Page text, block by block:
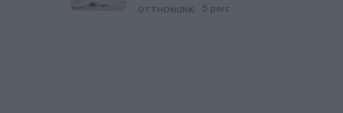
OTTHONUNK 5 perc